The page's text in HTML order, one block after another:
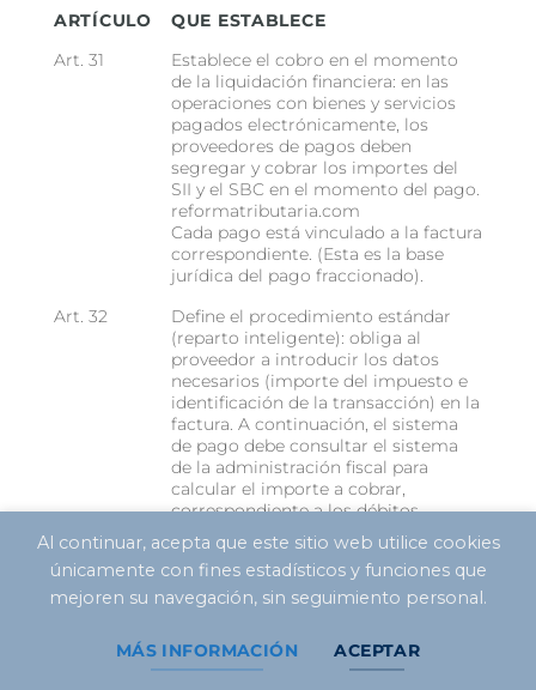
ARTÍCULO
QUE ESTABLECE
Art. 31
Establece el cobro en el momento
de la liquidación financiera: en las
operaciones con bienes y servicios
pagados electrónicamente, los
proveedores de pagos deben
segregar y cobrar los importes del
SII y el SBC en el momento del pago.
reformatributaria.com
Cada pago está vinculado a la factura
correspondiente. (Esta es la base
jurídica del pago fraccionado).
Art. 32
Define el procedimiento estándar
(reparto inteligente): obliga al
proveedor a introducir los datos
necesarios (importe del impuesto e
identificación de la transacción) en la
factura. A continuación, el sistema
de pago debe consultar el sistema
de la administración fiscal para
calcular el importe a cobrar,
correspondiente a los débitos
IBS/CBS de la transacción menos los
importes ya extinguidos (créditos ya
utilizados). Antes de pasar el dinero
al proveedor, el intermediario
separa el impuesto. También prevé
procedimientos en caso de que falle
Al continuar, acepta que este sitio web utilice cookies
únicamente con fines estadísticos y funciones que
mejoren su navegación, sin seguimiento personal.
MÁS INFORMACIÓN ACEPTAR